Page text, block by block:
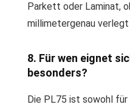
Parkett oder Laminat,
millimetergenau verlegt
8. Für wen eignet
besonders?
Die PL75 ist sowohl